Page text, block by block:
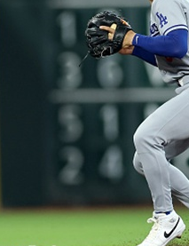
스포츠 라이프